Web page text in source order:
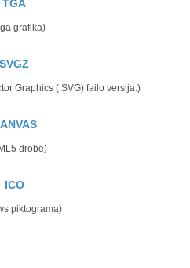
TGA
grafika)
SVGZ
Graphics (.SVG) failo versija.)
drobė)
ICO
piktograma)